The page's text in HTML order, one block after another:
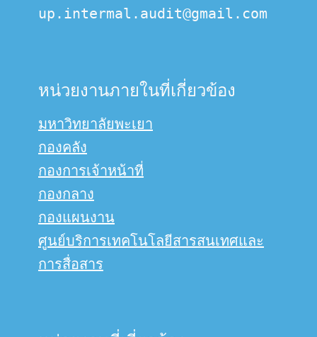
up.intermal.audit@gmail.com
หน่วยงานภายในที่เกี่ยวข้อง
มหาวิทยาลัยพะเยา
กองคลัง
กองการเจ้าหน้าที่
กองกลาง
กองแผนงาน
ศูนย์บริการเทคโนโลยีสารสนเทศและ
การสื่อสาร